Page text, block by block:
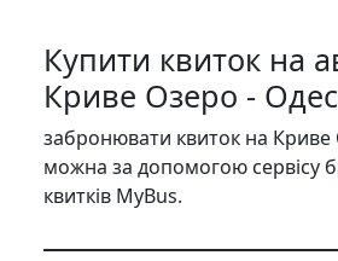
Купити квиток на
Криве Озеро -
забронювати квиток на
можна за допомогою сервісу
квитків MyBus.